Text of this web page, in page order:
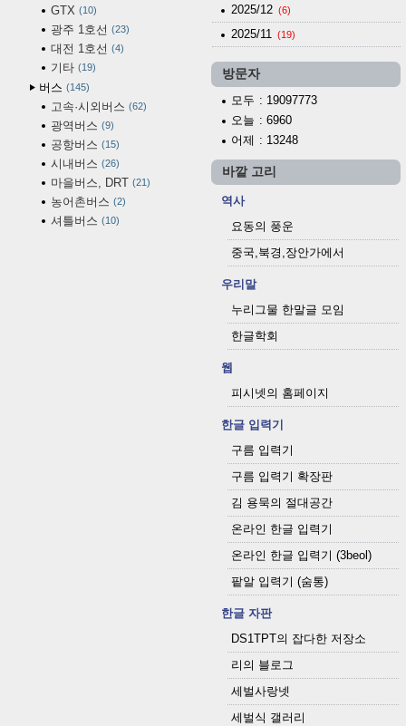
GTX 10
광주 1호선 23
대전 1호선 4
기타 19
버스 145
고속·시외버스 62
광역버스 9
공항버스 15
시내버스 26
마을버스, DRT 21
농어촌버스 2
셔틀버스 10
2025/12 (6)
2025/11 (19)
방문자
모두 : 19097773
오늘 : 6960
어제 : 13248
바깥 고리
역사
요동의 풍운
중국,북경,장안가에서
우리말
누리그물 한말글 모임
한글학회
웹
피시넷의 홈페이지
한글 입력기
구름 입력기
구름 입력기 확장판
김 용묵의 절대공간
온라인 한글 입력기
온라인 한글 입력기 (3beol)
팥알 입력기 (숨통)
한글 자판
DS1TPT의 잡다한 저장소
리의 블로그
세벌사랑넷
세벌식 갤러리